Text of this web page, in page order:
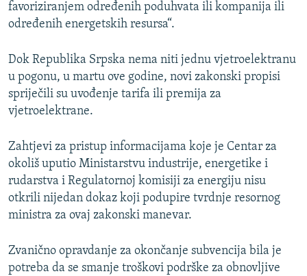
favoriziranjem određenih poduhvata ili kompanija ili
određenih energetskih resursa“.
Dok Republika Srpska nema niti jednu vjetroelektranu
u pogonu, u martu ove godine, novi zakonski propisi
spriječili su uvođenje tarifa ili premija za
vjetroelektrane.
Zahtjevi za pristup informacijama koje je Centar za
okoliš uputio Ministarstvu industrije, energetike i
rudarstva i Regulatornoj komisiji za energiju nisu
otkrili nijedan dokaz koji podupire tvrdnje resornog
ministra za ovaj zakonski manevar.
Zvanično opravdanje za okončanje subvencija bila je
potreba da se smanje troškovi podrške za obnovljive